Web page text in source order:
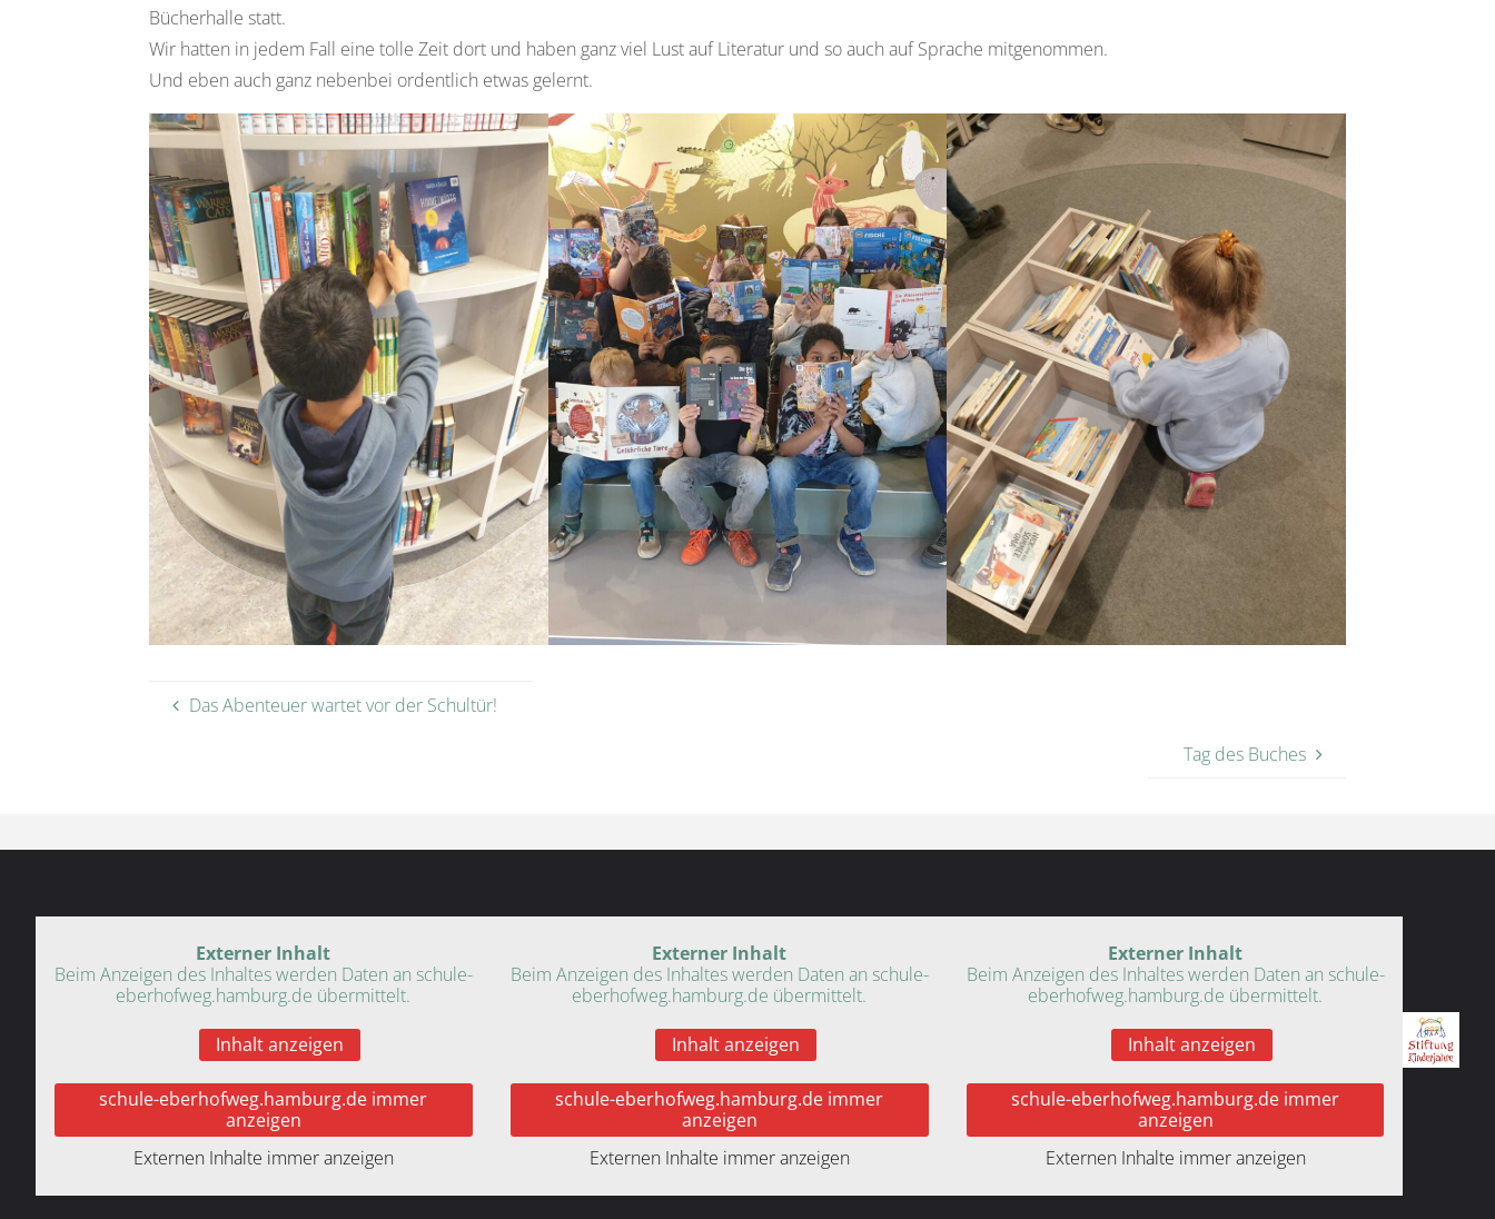
Bücherhalle statt.
Wir hatten in jedem Fall eine tolle Zeit dort und haben ganz viel Lust auf Literatur und so auch auf Sprache mitgenommen.
Und eben auch ganz nebenbei ordentlich etwas gelernt.
Das Abenteuer wartet vor der Schultür!
Tag des Buches
Externer Inhalt
Beim Anzeigen des Inhaltes werden Daten an schule-
eberhofweg.hamburg.de übermittelt.
Inhalt anzeigen
schule-eberhofweg.hamburg.de immer
anzeigen
Externen Inhalte immer anzeigen
Externer Inhalt
Beim Anzeigen des Inhaltes werden Daten an schule-
eberhofweg.hamburg.de übermittelt.
Inhalt anzeigen
schule-eberhofweg.hamburg.de immer
anzeigen
Externen Inhalte immer anzeigen
Externer Inhalt
Beim Anzeigen des Inhaltes werden Daten an schule-
eberhofweg.hamburg.de übermittelt.
Inhalt anzeigen
schule-eberhofweg.hamburg.de immer
anzeigen
Externen Inhalte immer anzeigen